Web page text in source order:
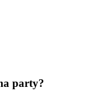
party?